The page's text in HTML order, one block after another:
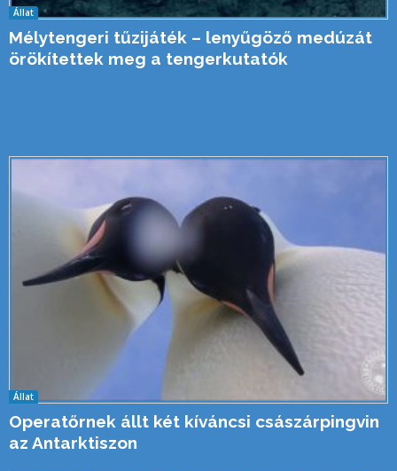
Állat
Mélytengeri tűzijáték – lenyűgöző medúzát
örökítettek meg a tengerkutatók
Állat
Operatőrnek állt két kíváncsi császárpingvin
az Antarktiszon